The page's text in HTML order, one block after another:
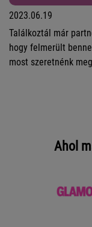
2023.06.19
Találkoztál már
hogy felmerült
most szeretnénk
velünk, ha még
Ahol